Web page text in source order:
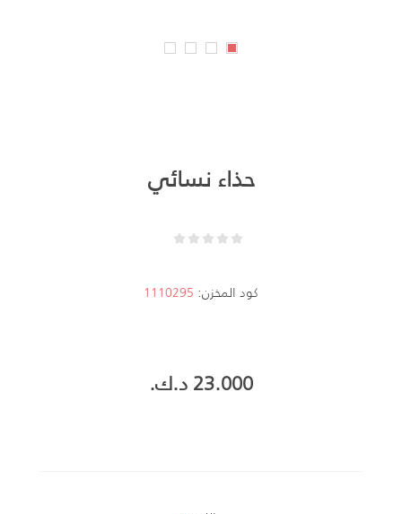
حذاء نسائي
كود المخزن: 1110295
23.000 د.ك.‏